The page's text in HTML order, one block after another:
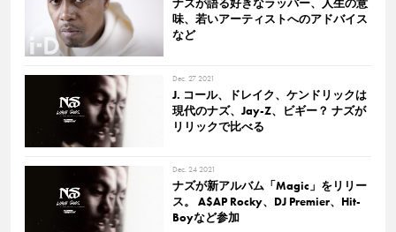
ナズが語る好きなラッパー、人生の意
味、若いアーティストへのアドバイス
など
Dec. 27 2021
J. コール、ドレイク、ケンドリックは
現代のナズ、Jay-Z、ビギー？ ナズが
リリックで比べる
Dec. 24 2021
ナズが新アルバム「Magic」をリリー
ス。 A$AP Rocky、DJ Premier、Hit-
Boyなど参加